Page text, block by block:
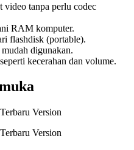
video tanpa perlu codec
RAM komputer.
flashdisk (portable).
mudah digunakan.
kecerahan dan volume.